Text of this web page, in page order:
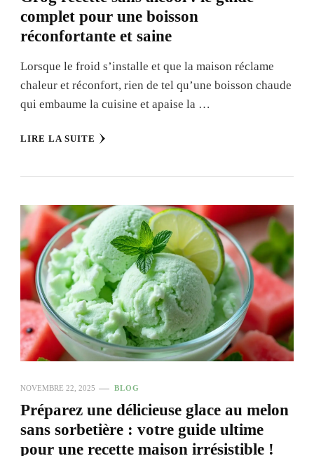
complet pour une boisson
réconfortante et saine
Lorsque le froid s’installe et que la maison réclame
chaleur et réconfort, rien de tel qu’une boisson chaude
qui embaume la cuisine et apaise la …
LIRE LA SUITE
NOVEMBRE 22, 2025 BLOG
Préparez une délicieuse glace au melon
sans sorbetière : votre guide ultime
pour une recette maison irrésistible !